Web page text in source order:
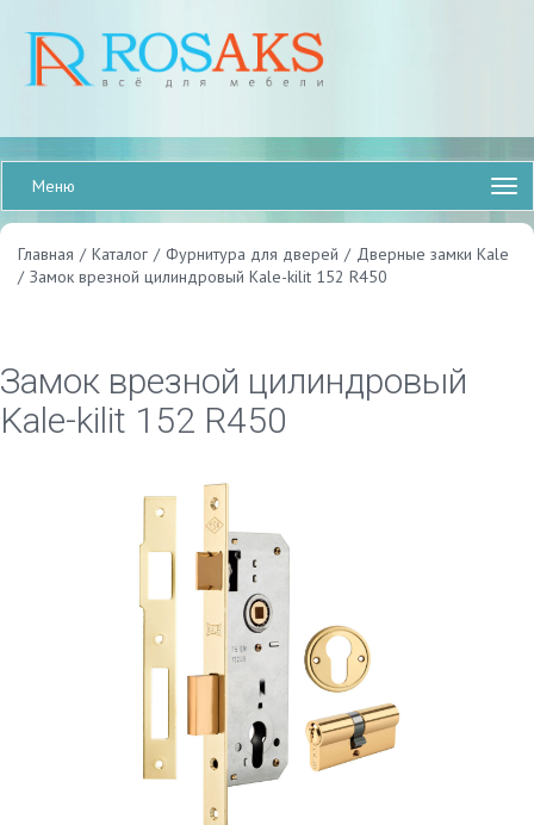
Меню
Главная / Каталог / Фурнитура для дверей / Дверные замки Kale
/ Замок врезной цилиндровый Kale-kilit 152 R450
Замок врезной цилиндровый
Kale-kilit 152 R450